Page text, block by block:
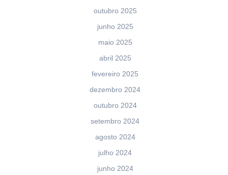
outubro 2025
junho 2025
maio 2025
abril 2025
fevereiro 2025
dezembro 2024
outubro 2024
setembro 2024
agosto 2024
julho 2024
junho 2024